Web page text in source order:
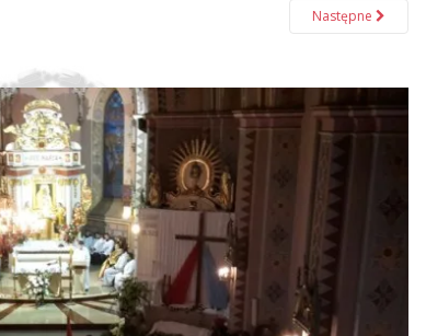
Następne